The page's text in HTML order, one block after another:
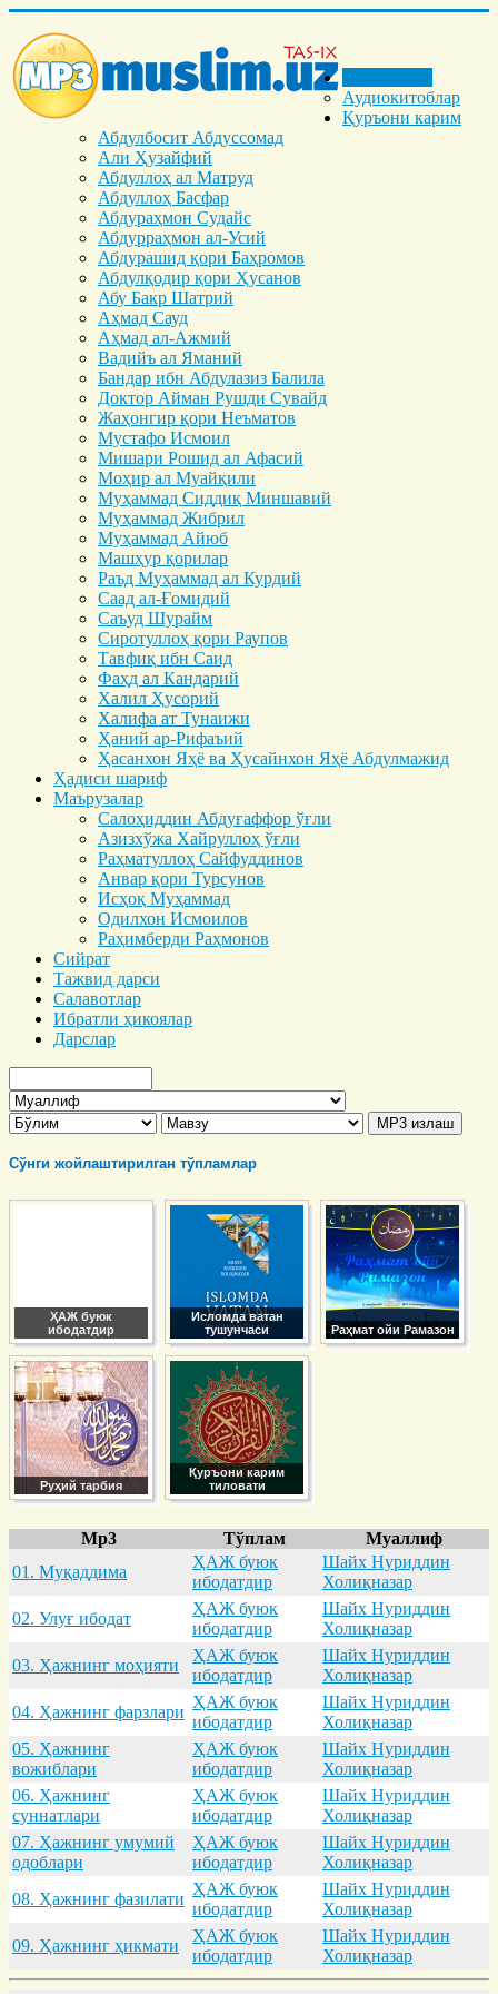
Аудиокитоблар
Қуръони карим
Абдулбосит Абдуссомад
Али Ҳузайфий
Абдуллоҳ ал Матруд
Абдуллоҳ Басфар
Абдураҳмон Судайс
Абдурраҳмон ал-Усий
Абдурашид қори Баҳромов
Абдулқодир қори Ҳусанов
Абу Бакр Шатрий
Аҳмад Сауд
Аҳмад ал-Ажмий
Вадийъ ал Яманий
Бандар ибн Абдулазиз Балила
Доктор Айман Рушди Сувайд
Жаҳонгир қори Неъматов
Мустафо Исмоил
Мишари Рошид ал Афасий
Моҳир ал Муайқили
Муҳаммад Cиддиқ Миншавий
Муҳаммад Жибрил
Муҳаммад Айюб
Машҳур қорилар
Раъд Муҳаммад ал Курдий
Саад ал-Ғомидий
Саъуд Шурайм
Сиротуллоҳ қори Раупов
Тавфиқ ибн Саид
Фаҳд ал Кандарий
Халил Ҳусорий
Халифа ат Тунаижи
Ҳаний ар-Рифаъий
Ҳасанхон Яҳё ва Ҳусайнхон Яҳё Абдулмажид
Ҳадиси шариф
Маърузалар
Салоҳиддин Абдуғаффор ўғли
Азизхўжа Хайруллоҳ ўғли
Раҳматуллоҳ Сайфуддинов
Анвар қори Турсунов
Исҳоқ Муҳаммад
Одилхон Исмоилов
Раҳимберди Раҳмонов
Сийрат
Тажвид дарси
Салавотлар
Ибратли ҳикоялар
Дарслар
Сўнги жойлаштирилган тўпламлар
ҲАЖ буюк
ибодатдир
Исломда ватан
тушунчаси
Раҳмат ойи Рамазон
Руҳий тарбия
Қуръони карим
тиловати
Mp3 Тўплам
Муаллиф
01. Муқaддимa
ҲАЖ буюк
ибодатдир
Шайх Нуриддин
Холиқназар
02. Улуғ ибодaт
ҲАЖ буюк
ибодатдир
Шайх Нуриддин
Холиқназар
03. Ҳaжнинг моҳияти
ҲАЖ буюк
ибодатдир
Шайх Нуриддин
Холиқназар
04. Ҳaжнинг фaрзлaри
ҲАЖ буюк
ибодатдир
Шайх Нуриддин
Холиқназар
05. Ҳaжнинг
вожиблaри
ҲАЖ буюк
ибодатдир
Шайх Нуриддин
Холиқназар
06. Ҳaжнинг
суннaтлaри
ҲАЖ буюк
ибодатдир
Шайх Нуриддин
Холиқназар
07. Ҳaжнинг умумий
одоблaри
ҲАЖ буюк
ибодатдир
Шайх Нуриддин
Холиқназар
08. Ҳaжнинг фaзилaти
ҲАЖ буюк
ибодатдир
Шайх Нуриддин
Холиқназар
09. Ҳaжнинг ҳикмaти
ҲАЖ буюк
ибодатдир
Шайх Нуриддин
Холиқназар